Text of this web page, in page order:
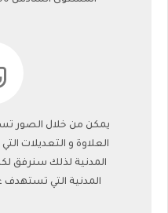
يمكن من خلال الصور
العلاوة و التعديلات
المدنية لذلك سنرفق
المدنية التي تستهدف